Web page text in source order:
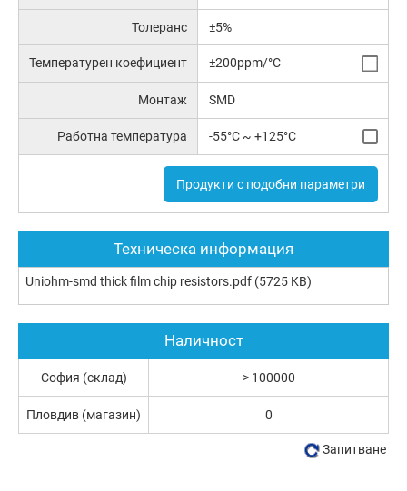
Толеранс ±5%
Температурен коефициент ±200ppm/°C
Монтаж SMD
Работна температура -55°C ~ +125°C
Продукти с подобни параметри
Техническа информация
Uniohm-smd thick film chip resistors.pdf (5725 KB)
Наличност
София (склад) > 100000
Пловдив (магазин) 0
Запитване